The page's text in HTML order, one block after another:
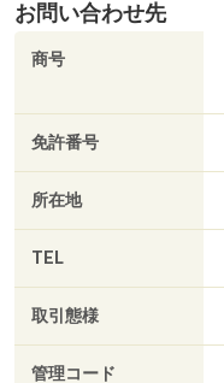
お問い合わせ先
商号
免許番号
所在地
TEL
取引態様
管理コード